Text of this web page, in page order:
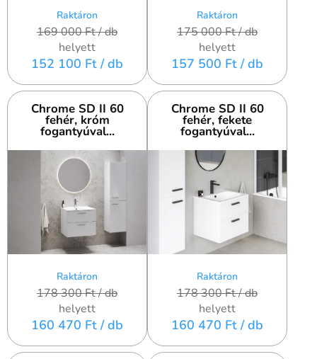
Raktáron
169 000 Ft/ db
helyett
152 100 Ft / db
Raktáron
175 000 Ft/ db
helyett
157 500 Ft / db
Chrome SD II 60
fehér, króm
fogantyúval...
Raktáron
178 300 Ft/ db
helyett
160 470 Ft / db
Chrome SD II 60
fehér, fekete
fogantyúval...
Raktáron
178 300 Ft/ db
helyett
160 470 Ft / db